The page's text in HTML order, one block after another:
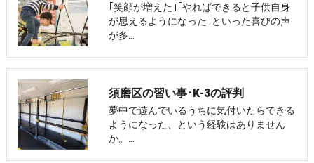
｢笑顔が増えた｣｢やればできると子供自身
が思えるようになった｣といった喜びの声
が多…
須磨区の習い事･K-3の評判
夢中で遊んでいるうちに気付いたらできる
ようになった、という経験はありません
か。…